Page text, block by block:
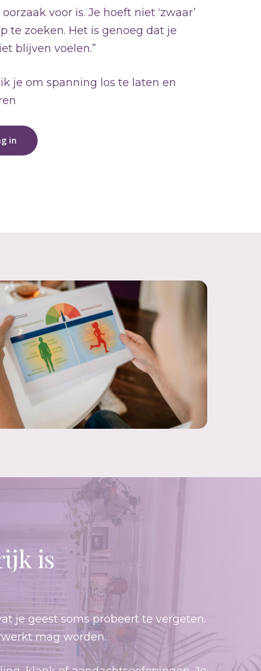
voor is. Je hoeft niet ‘zwaar’
te zoeken. Het is genoeg dat je
blijven voelen.”
je om spanning los te laten en
in
is
je geest soms probeert te vergeten.
mag worden.